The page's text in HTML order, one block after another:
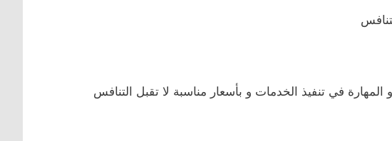
في تنفيذ الخدمات و بأسعار مناسبة لا تقبل التنافس